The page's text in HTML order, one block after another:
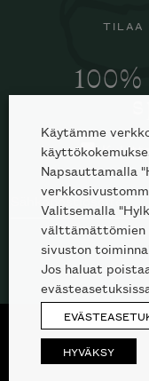
TILAA
Käytämme
Napsauttamalla
Valitsemalla
välttämättömien
sivuston
Jos haluat
HYVÄKSY